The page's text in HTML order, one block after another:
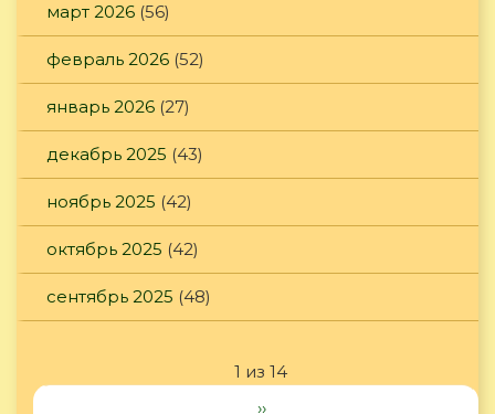
март 2026 (56)
февраль 2026 (52)
январь 2026 (27)
декабрь 2025 (43)
ноябрь 2025 (42)
октябрь 2025 (42)
сентябрь 2025 (48)
1 из 14
››